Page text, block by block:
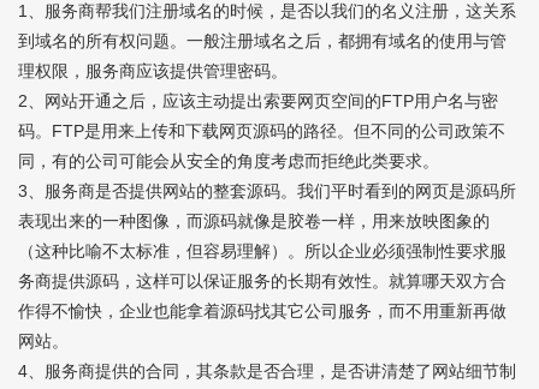
1、服务商帮我们注册域名的时候，是否以我们的名义注册，这关系
到域名的所有权问题。一般注册域名之后，都拥有域名的使用与管
理权限，服务商应该提供管理密码。
2、网站开通之后，应该主动提出索要网页空间的FTP用户名与密
码。FTP是用来上传和下载网页源码的路径。但不同的公司政策不
同，有的公司可能会从安全的角度考虑而拒绝此类要求。
3、服务商是否提供网站的整套源码。我们平时看到的网页是源码所
表现出来的一种图像，而源码就像是胶卷一样，用来放映图象的
（这种比喻不太标准，但容易理解）。所以企业必须强制性要求服
务商提供源码，这样可以保证服务的长期有效性。就算哪天双方合
作得不愉快，企业也能拿着源码找其它公司服务，而不用重新再做
网站。
4、服务商提供的合同，其条款是否合理，是否讲清楚了网站细节制